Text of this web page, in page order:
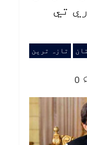
تي
تازہ ترین